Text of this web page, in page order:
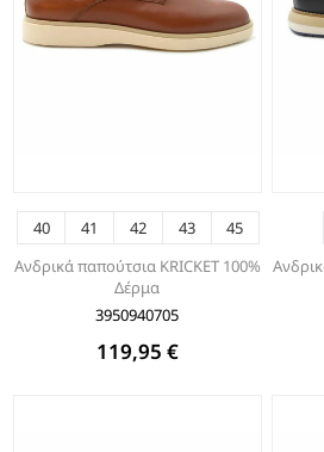
40 41 42 43
45
Ανδρικά παπούτσια KRICKET 100%
Δέρμα
3950940705
119,95 €